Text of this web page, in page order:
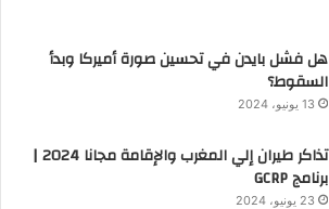
هل فشل بايدن في تحسين صورة أميركا وبدأ
السقوط؟
13 يونيو، 2024
تذاكر طيران إلي المغرب والإقامة مجانا 2024 |
برنامج GCRP
23 يونيو، 2024